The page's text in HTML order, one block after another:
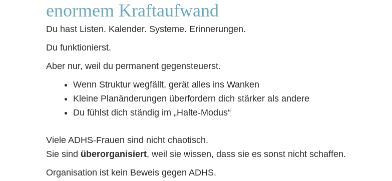
enormem Kraftaufwand
Du hast Listen. Kalender. Systeme. Erinnerungen.
Du funktionierst.
Aber nur, weil du permanent gegensteuerst.
Wenn Struktur wegfällt, gerät alles ins Wanken
Kleine Planänderungen überfordern dich stärker als andere
Du fühlst dich ständig im „Halte-Modus“
Viele ADHS-Frauen sind nicht chaotisch.
Sie sind überorganisiert, weil sie wissen, dass sie es sonst nicht schaffen.
Organisation ist kein Beweis gegen ADHS.